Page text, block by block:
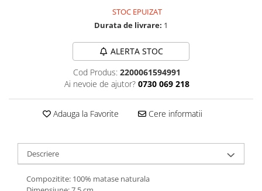
STOC EPUIZAT
Durata de livrare: 1
ALERTA STOC
Cod Produs: 2200061594991
Ai nevoie de ajutor? 0730 069 218
Adauga la Favorite Cere informatii
Descriere
Compozitite: 100% matase naturala